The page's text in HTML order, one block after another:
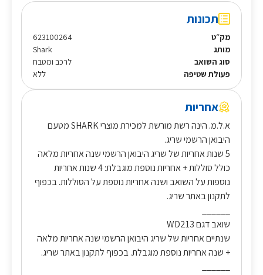
תכונות
מק״ט
623100264
מותג
Shark
סוג השואב
לרכב ומטבח
פעולת שטיפה
ללא
אחריות
א.ל.מ. הינה רשת מורשת למכירת מוצרי SHARK מטעם
היבואן הרשמי שריג.
5 שנות אחריות של שריג היבואן הרשמי שנה אחריות מלאה
כולל סוללות + אחריות נוספת מוגבלת: 4 שנות אחריות
נוספות על השואב ושנה אחריות נוספת על הסוללות. בכפוף
לתקנון באתר שריג.
שואב דגם WD213
שנתיים אחריות של שריג היבואן הרשמי שנה אחריות מלאה
+ שנה אחריות נוספת מוגבלת. בכפוף לתקנון באתר שריג.